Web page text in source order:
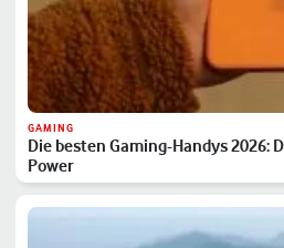
GAMING
Die besten Gaming-Handys 2026:
Power